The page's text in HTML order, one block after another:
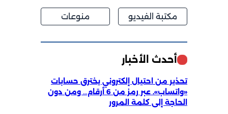
مكتبة الفيديو منوعات
أحدث الأخبار
تحذير من احتيال إلكتروني يخترق حسابات
«واتساب». عبر رمز من 6 أرقام… ومن دون
الحاجة إلى كلمة المرور